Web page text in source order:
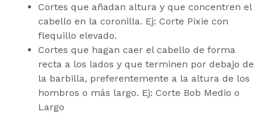
Cortes que añadan altura y que concentren el
cabello en la coronilla. Ej: Corte Pixie con
flequillo elevado.
Cortes que hagan caer el cabello de forma
recta a los lados y que terminen por debajo de
la barbilla, preferentemente a la altura de los
hombros o más largo. Ej: Corte Bob Medio o
Largo